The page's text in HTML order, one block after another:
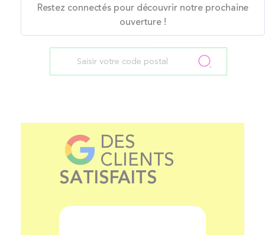
Restez connectés pour découvrir notre prochaine
ouverture !
DES
CLIENTS
SATISFAITS